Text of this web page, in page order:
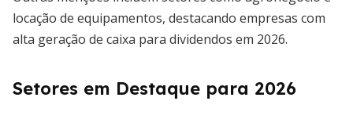
locação de equipamentos, destacando empresas com
alta geração de caixa para dividendos em 2026.
Setores em Destaque para 2026